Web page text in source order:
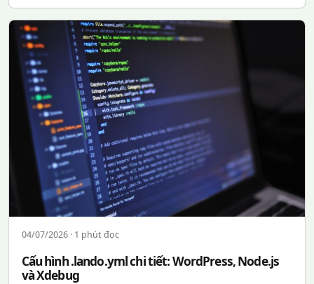
04/07/2026 · 1 phút đọc
Cấu hình .lando.yml chi tiết: WordPress, Node.js
và Xdebug